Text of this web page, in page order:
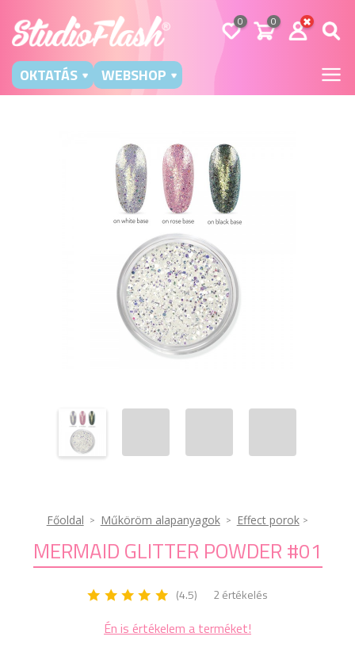
0 0
OKTATÁS WEBSHOP
Főoldal Műköröm alapanyagok Effect porok
MERMAID GLITTER POWDER #01
(4.5) 2 értékelés
Én is értékelem a terméket!